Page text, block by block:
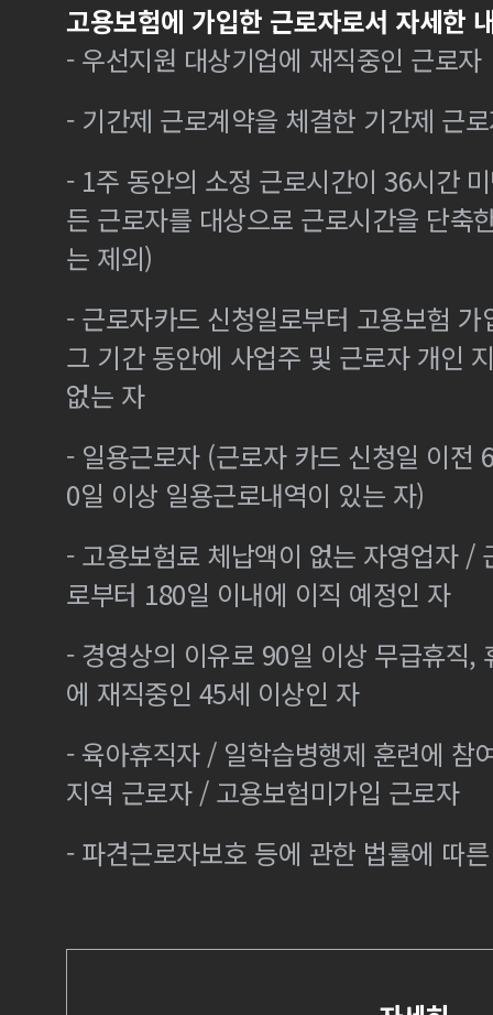
고용보험에 가입한 근로자로서 자세한
- 우선지원 대상기업에 재직중인 근로자
- 기간제 근로계약을 체결한 기간제 근
- 1주 동안의 소정 근로시간이 36시간
든 근로자를 대상으로 근로시간을 단축
는 제외)
- 근로자카드 신청일로부터 고용보험
그 기간 동안에 사업주 및 근로자 개인
없는 자
- 일용근로자 (근로자 카드 신청일 이전
0일 이상 일용근로내역이 있는 자)
- 고용보험료 체납액이 없는 자영업자 /
로부터 180일 이내에 이직 예정인 자
- 경영상의 이유로 90일 이상 무급휴직,
에 재직중인 45세 이상인 자
- 육아휴직자 / 일학습병행제 훈련에 참
지역 근로자 / 고용보험미가입 근로자
- 파견근로자보호 등에 관한 법률에 따